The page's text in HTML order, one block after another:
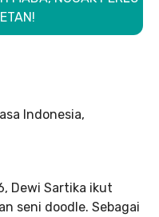
Dewi Sartika ikut
seni doodle. Sebagai